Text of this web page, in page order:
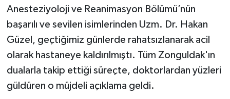
Anesteziyoloji ve Reanimasyon Bölümü’nün
başarılı ve sevilen isimlerinden Uzm. Dr. Hakan
Güzel, geçtiğimiz günlerde rahatsızlanarak acil
olarak hastaneye kaldırılmıştı. Tüm Zonguldak'ın
dualarla takip ettiği süreçte, doktorlardan yüzleri
güldüren o müjdeli açıklama geldi.